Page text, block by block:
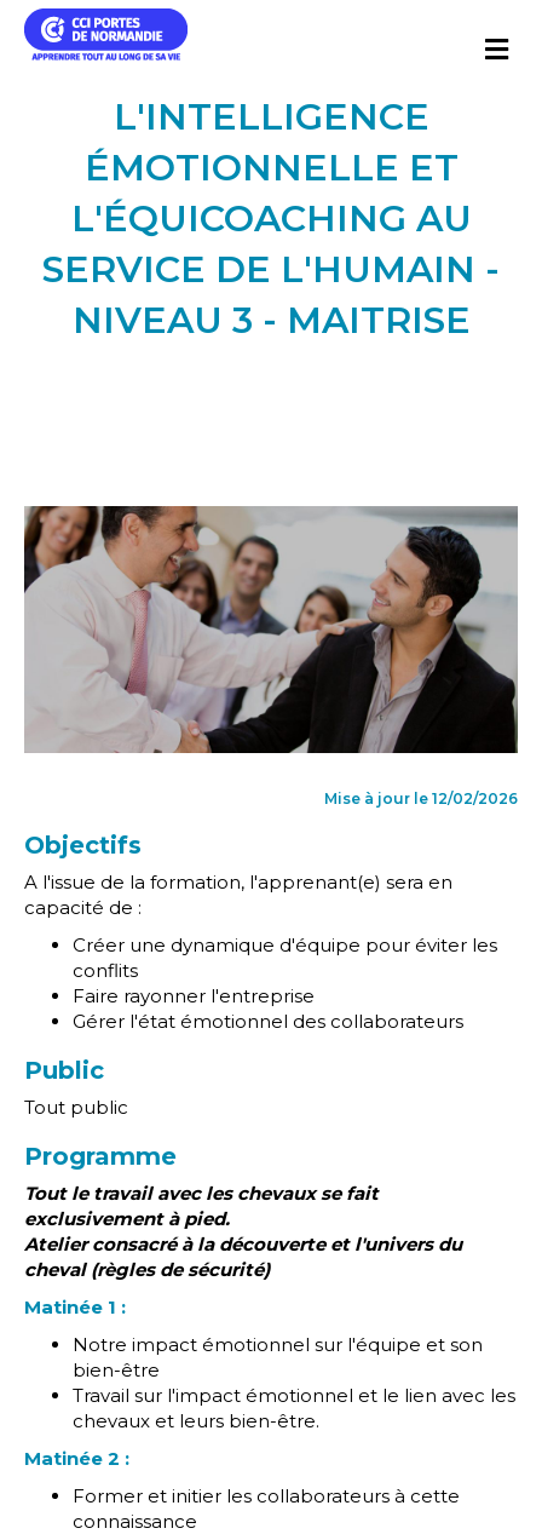
L'INTELLIGENCE
ÉMOTIONNELLE ET
L'ÉQUICOACHING AU
SERVICE DE L'HUMAIN -
NIVEAU 3 - MAITRISE
Mise à jour le 12/02/2026
Objectifs
A l'issue de la formation, l'apprenant(e) sera en
capacité de :
Créer une dynamique d'équipe pour éviter les
conflits
Faire rayonner l'entreprise
Gérer l'état émotionnel des collaborateurs
Public
Tout public
Programme
Tout le travail avec les chevaux se fait
exclusivement à pied.
Atelier consacré à la découverte et l'univers du
cheval (règles de sécurité)
Matinée 1 :
Notre impact émotionnel sur l'équipe et son
bien-être
Travail sur l'impact émotionnel et le lien avec les
chevaux et leurs bien-être.
Matinée 2 :
Former et initier les collaborateurs à cette
connaissance